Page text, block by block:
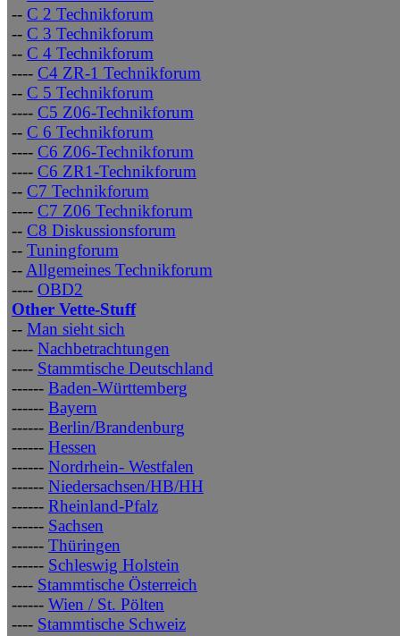
-- C 2 Technikforum
-- C 3 Technikforum
-- C 4 Technikforum
---- C4 ZR-1 Technikforum
-- C 5 Technikforum
---- C5 Z06-Technikforum
-- C 6 Technikforum
---- C6 Z06-Technikforum
---- C6 ZR1-Technikforum
-- C7 Technikforum
---- C7 Z06 Technikforum
-- C8 Diskussionsforum
-- Tuningforum
-- Allgemeines Technikforum
---- OBD2
Other Vette-Stuff
-- Man sieht sich
---- Nachbetrachtungen
---- Stammtische Deutschland
------ Baden-Württemberg
------ Bayern
------ Berlin/Brandenburg
------ Hessen
------ Nordrhein- Westfalen
------ Niedersachsen/HB/HH
------ Rheinland-Pfalz
------ Sachsen
------ Thüringen
------ Schleswig Holstein
---- Stammtische Österreich
------ Wien / St. Pölten
---- Stammtische Schweiz